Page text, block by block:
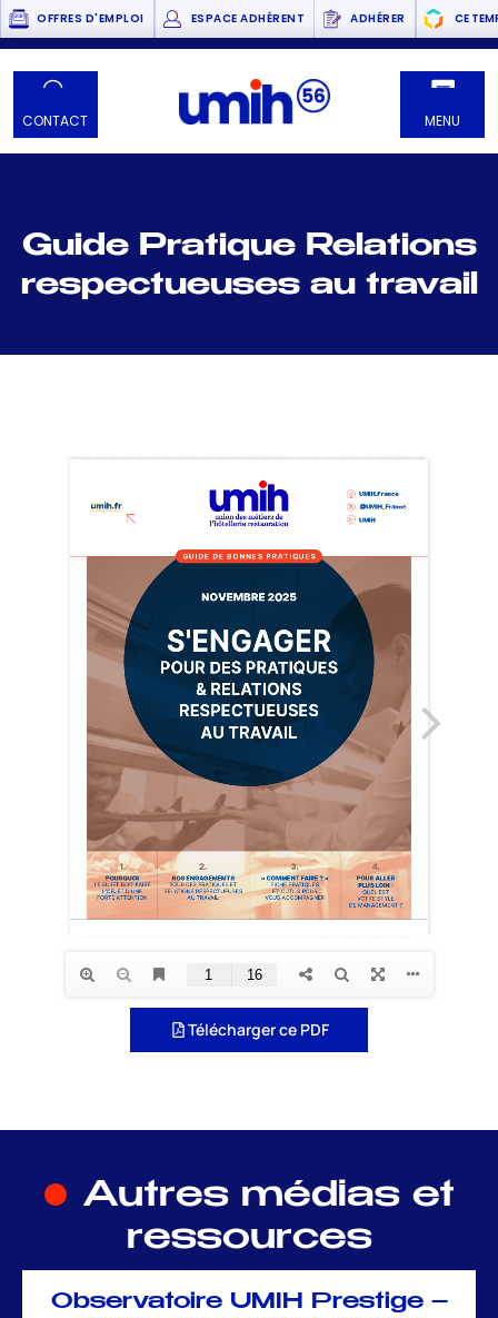
OFFRES D'EMPLOI ESPACE ADHÉRENT ADHÉRER CE
CONTACT MENU
Guide Pratique Relations
respectueuses au travail
Télécharger ce PDF
Autres médias et
ressources
Observatoire UMIH Prestige –